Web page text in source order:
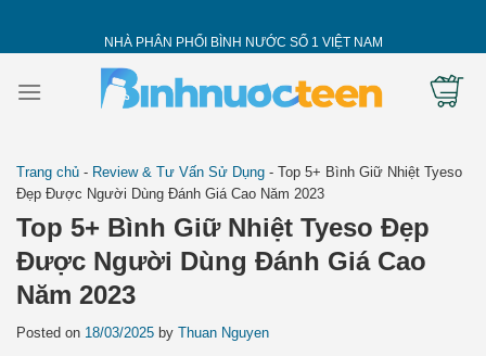
NHÀ PHÂN PHỐI BÌNH NƯỚC SỐ 1 VIỆT NAM
Trang chủ - Review & Tư Vấn Sử Dụng - Top 5+ Bình Giữ Nhiệt Tyeso
Đẹp Được Người Dùng Đánh Giá Cao Năm 2023
Top 5+ Bình Giữ Nhiệt Tyeso Đẹp
Được Người Dùng Đánh Giá Cao
Năm 2023
Posted on 18/03/2025 by Thuan Nguyen